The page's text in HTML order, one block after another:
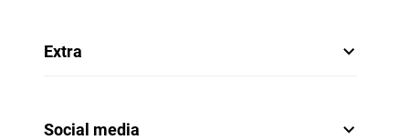
Extra
Social media